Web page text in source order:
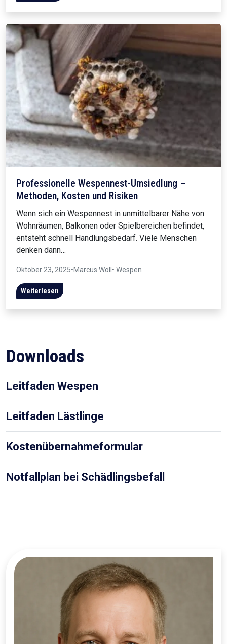
Professionelle Wespennest-Umsiedlung –
Methoden, Kosten und Risiken
Wenn sich ein Wespennest in unmittelbarer Nähe von
Wohnräumen, Balkonen oder Spielbereichen befindet,
entsteht schnell Handlungsbedarf. Viele Menschen
denken dann…
Oktober 23, 2025•Marcus Wöll • Wespen
Weiterlesen
Downloads
Leitfaden Wespen
Leitfaden Lästlinge
Kostenübernahmeformular
Notfallplan bei Schädlingsbefall